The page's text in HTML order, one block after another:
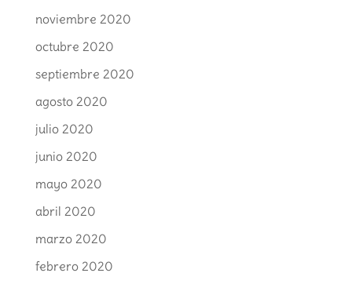
noviembre 2020
octubre 2020
septiembre 2020
agosto 2020
julio 2020
junio 2020
mayo 2020
abril 2020
marzo 2020
febrero 2020